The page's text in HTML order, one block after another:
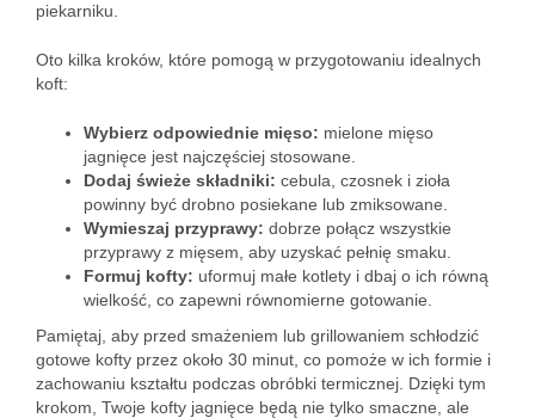
piekarniku.
Oto kilka kroków, które pomogą w przygotowaniu idealnych
koft:
Wybierz odpowiednie mięso: mielone mięso
jagnięce jest najczęściej stosowane.
Dodaj świeże składniki: cebula, czosnek i zioła
powinny być drobno posiekane lub zmiksowane.
Wymieszaj przyprawy: dobrze połącz wszystkie
przyprawy z mięsem, aby uzyskać pełnię smaku.
Formuj kofty: uformuj małe kotlety i dbaj o ich równą
wielkość, co zapewni równomierne gotowanie.
Pamiętaj, aby przed smażeniem lub grillowaniem schłodzić
gotowe kofty przez około 30 minut, co pomoże w ich formie i
zachowaniu kształtu podczas obróbki termicznej. Dzięki tym
krokom, Twoje kofty jagnięce będą nie tylko smaczne, ale